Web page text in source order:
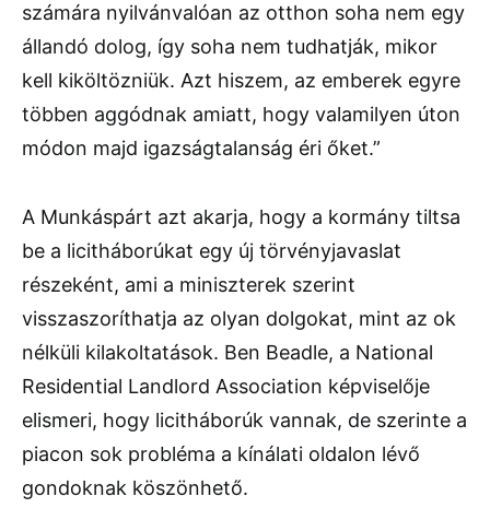
számára nyilvánvalóan az otthon soha nem egy
állandó dolog, így soha nem tudhatják, mikor
kell kiköltözniük. Azt hiszem, az emberek egyre
többen aggódnak amiatt, hogy valamilyen úton
módon majd igazságtalanság éri őket.”
A Munkáspárt azt akarja, hogy a kormány tiltsa
be a licitháborúkat egy új törvényjavaslat
részeként, ami a miniszterek szerint
visszaszoríthatja az olyan dolgokat, mint az ok
nélküli kilakoltatások. Ben Beadle, a National
Residential Landlord Association képviselője
elismeri, hogy licitháborúk vannak, de szerinte a
piacon sok probléma a kínálati oldalon lévő
gondoknak köszönhető.